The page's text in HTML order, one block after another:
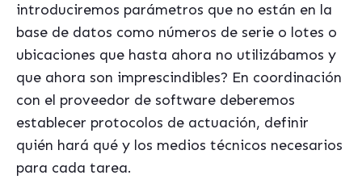
introduciremos parámetros que no están en la
base de datos como números de serie o lotes o
ubicaciones que hasta ahora no utilizábamos y
que ahora son imprescindibles? En coordinación
con el proveedor de software deberemos
establecer protocolos de actuación, definir
quién hará qué y los medios técnicos necesarios
para cada tarea.